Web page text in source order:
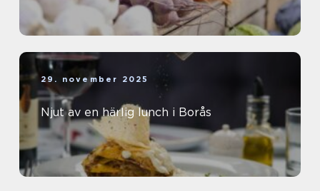
29. november 2025
Njut av en härlig lunch i Borås